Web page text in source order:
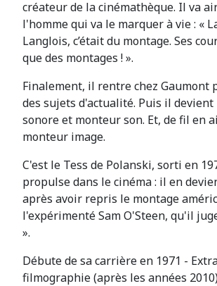
créateur de la cinémathèque. Il va
l'homme qui va le marquer à vie : «
Langlois, c’était du montage. Ses
que des montages ! ».
Finalement, il rentre chez Gaumont
des sujets d'actualité. Puis il
sonore et monteur son. Et, de fil en
monteur image.
C'est le Tess de Polanski, sorti en
propulse dans le cinéma : il en
après avoir repris le montage
l'expérimenté Sam O'Steen, qu'il
».
Débute de sa carrière en 1971 -
filmographie (après les années